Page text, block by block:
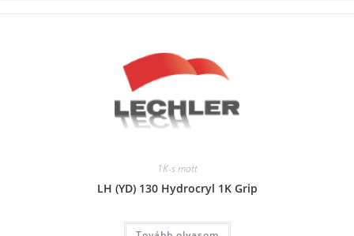
1K-s matt
LH (YD) 130 Hydrocryl 1K Grip